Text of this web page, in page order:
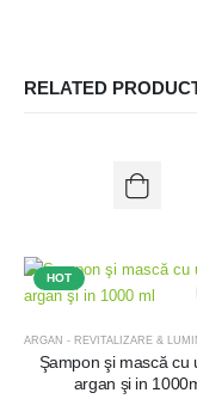
RELATED
HOT
Şampon şi mască cu
argan şi in